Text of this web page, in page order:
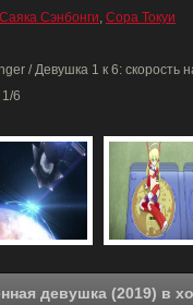
Саяка Сэнбонги, Сора Токуи
/ Девушка 1 к 6: скорость
6
Смотреть